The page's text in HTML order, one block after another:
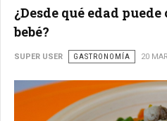
¿Desde qué edad
bebé?
SUPER USER GASTRONOMÍA 20